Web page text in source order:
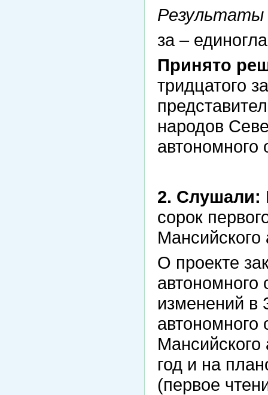
Результаты
за –
Принято
тридцатого
народов
автономного
2. Слушали:
сорок
О проекте
изменений в
год и на
(первое